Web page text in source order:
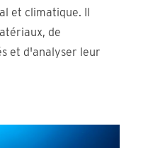
et climatique. Il
de
et d'analyser leur